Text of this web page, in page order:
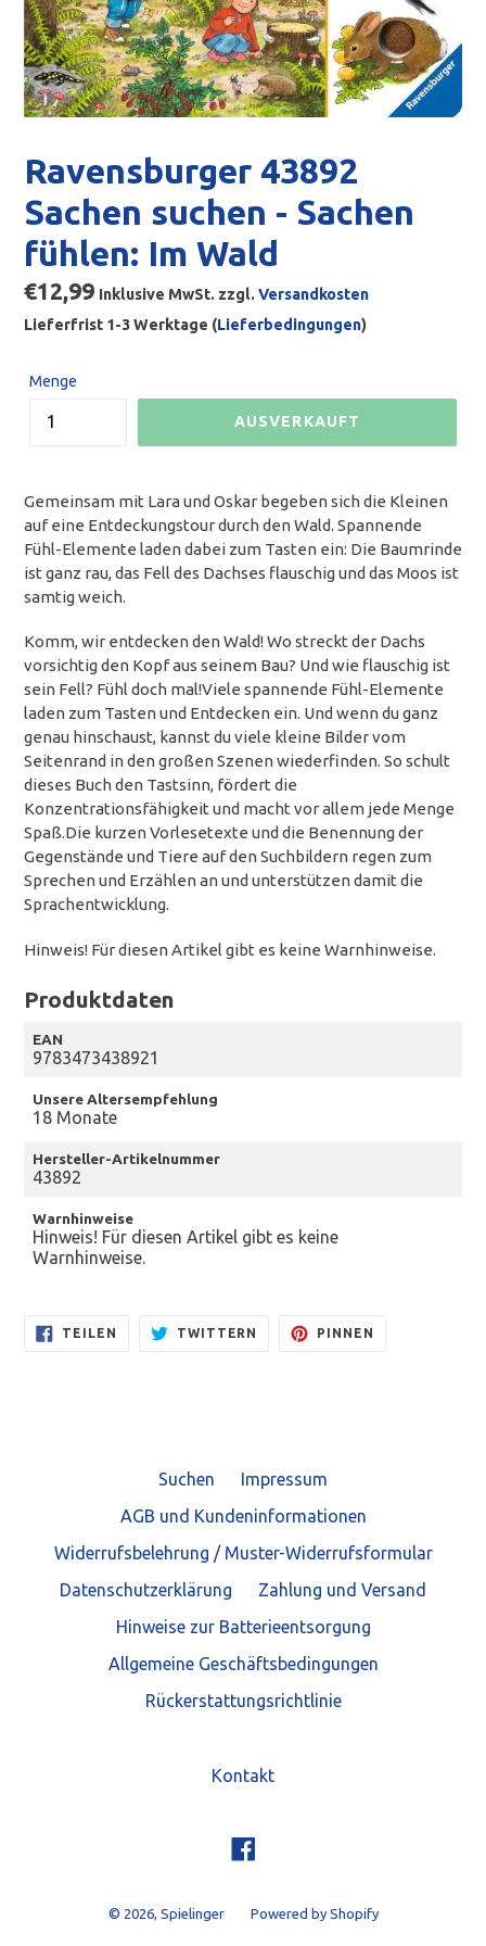
Ravensburger 43892
Sachen suchen - Sachen
fühlen: Im Wald
Normaler
Preis
€12,99 Inklusive MwSt. zzgl.Versandkosten
Lieferfrist 1-3 Werktage (Lieferbedingungen)
Menge
AUSVERKAUFT
Gemeinsam mit Lara und Oskar begeben sich die Kleinen
auf eine Entdeckungstour durch den Wald. Spannende
Fühl-Elemente laden dabei zum Tasten ein: Die Baumrinde
ist ganz rau, das Fell des Dachses flauschig und das Moos ist
samtig weich.
Komm, wir entdecken den Wald! Wo streckt der Dachs
vorsichtig den Kopf aus seinem Bau? Und wie flauschig ist
sein Fell? Fühl doch mal!Viele spannende Fühl-Elemente
laden zum Tasten und Entdecken ein. Und wenn du ganz
genau hinschaust, kannst du viele kleine Bilder vom
Seitenrand in den großen Szenen wiederfinden. So schult
dieses Buch den Tastsinn, fördert die
Konzentrationsfähigkeit und macht vor allem jede Menge
Spaß.Die kurzen Vorlesetexte und die Benennung der
Gegenstände und Tiere auf den Suchbildern regen zum
Sprechen und Erzählen an und unterstützen damit die
Sprachentwicklung.
Hinweis! Für diesen Artikel gibt es keine Warnhinweise.
Produktdaten
EAN
9783473438921
Unsere Altersempfehlung
18 Monate
Hersteller-Artikelnummer
43892
Warnhinweise
Hinweis! Für diesen Artikel gibt es keine
Warnhinweise.
TEILEN
FACEBOOK
TWITTERN
TWITTER
PINNEN
Suchen
Impressum
AGB und Kundeninformationen
Widerrufsbelehrung / Muster-Widerrufsformular
Datenschutzerklärung
Zahlung und Versand
Hinweise zur Batterieentsorgung
Allgemeine Geschäftsbedingungen
Rückerstattungsrichtlinie
Kontakt
© 2026, Spielinger Powered by Shopify